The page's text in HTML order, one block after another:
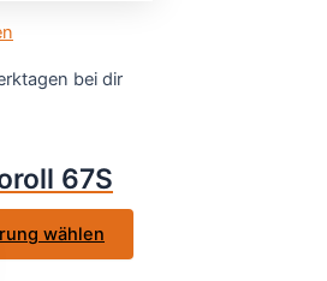
bei dir
67S
wählen
Produkt